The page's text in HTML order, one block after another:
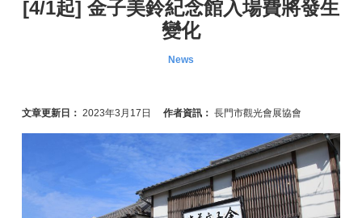
[4/1起] 金子美鈴紀念館入場費將發生
變化
News
文章更新日： 2023年3月17日 作者資訊： 長門市觀光會展協會